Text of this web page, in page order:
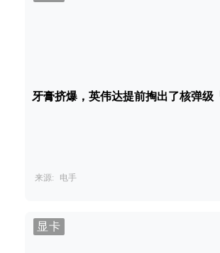
牙膏挤爆，英伟达提前掏出了核弹级
来源: 电手
显卡